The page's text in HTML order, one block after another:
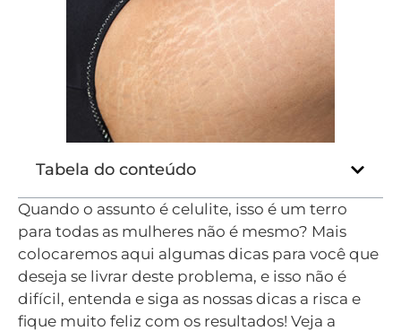
Tabela do conteúdo
Quando o assunto é celulite, isso é um terro
para todas as mulheres não é mesmo? Mais
colocaremos aqui algumas dicas para você que
deseja se livrar deste problema, e isso não é
difícil, entenda e siga as nossas dicas a risca e
fique muito feliz com os resultados! Veja a